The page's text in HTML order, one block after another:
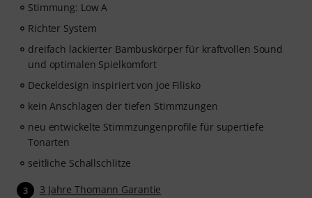
Stimmung: Low A
Richter System
dreifach lackierter Bambuskörper für kraftvollen Sound
und optimalen Spielkomfort
Deckeldesign inspiriert von Joe Filisko
kein Anschlagen der tiefen Stimmzungen
neu entwickelte Stimmzungenprofile für supertiefe
Tonarten
seitliche Schallschlitze
3 3 Jahre Thomann Garantie